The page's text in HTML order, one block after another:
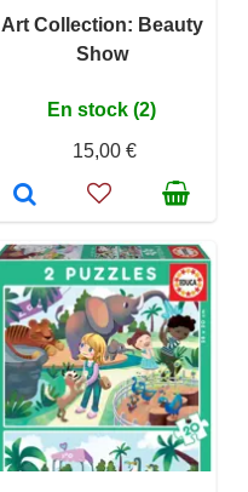
Art Collection: Beauty
Show
En stock (2)
15,00 €